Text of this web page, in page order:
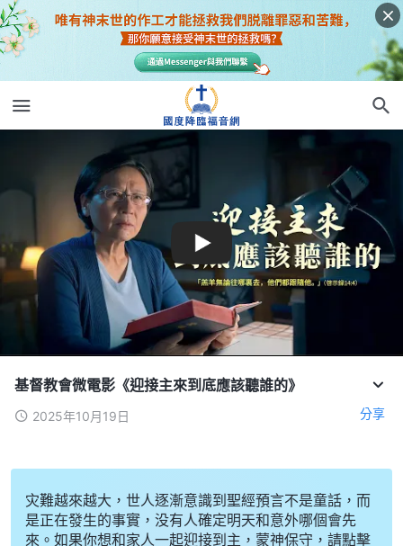
基督教會微電影《迎接主來到底應該聽誰的》
2025年10月19日 分享
灾難越來越大，世人逐漸意識到聖經預言不是童話，而
是正在發生的事實，没有人確定明天和意外哪個會先
來。如果你想和家人一起迎接到主，蒙神保守，請點擊